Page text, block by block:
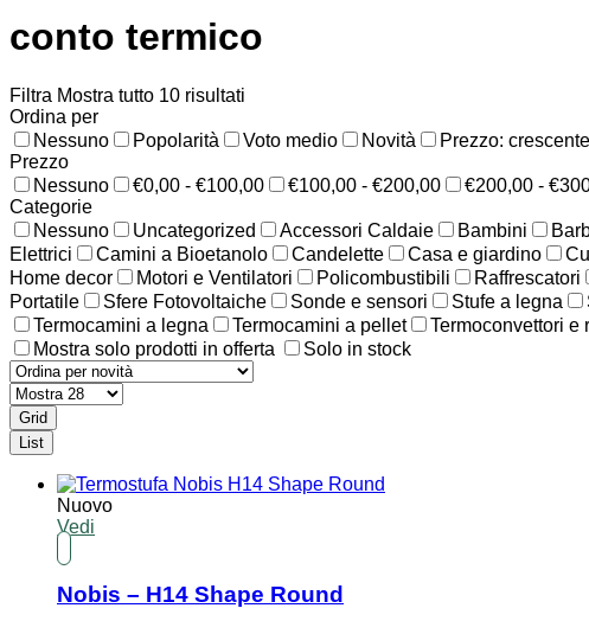
conto termico
Filtra Mostra tutto 10 risultati
Ordina per
Nessuno
Popolarità Voto medio Novità Prezzo: crescente
Prezzo
Nessuno
€0,00 - €100,00 €100,00 - €200,00 €200,00 -
Categorie
Nessuno
Uncategorized Accessori Caldaie Bambini
Elettrici
Camini a Bioetanolo Candelette Casa e giardino
Home decor
Motori e Ventilatori Policombustibili Raffrescatori
Portatile
Sfere Fotovoltaiche Sonde e sensori Stufe a legna
Termocamini a legna
Termocamini a pellet Termoconvettori e
Mostra solo prodotti in offerta
Solo in stock
Grid
List
Nuovo
Vedi
Nobis – H14 Shape Round